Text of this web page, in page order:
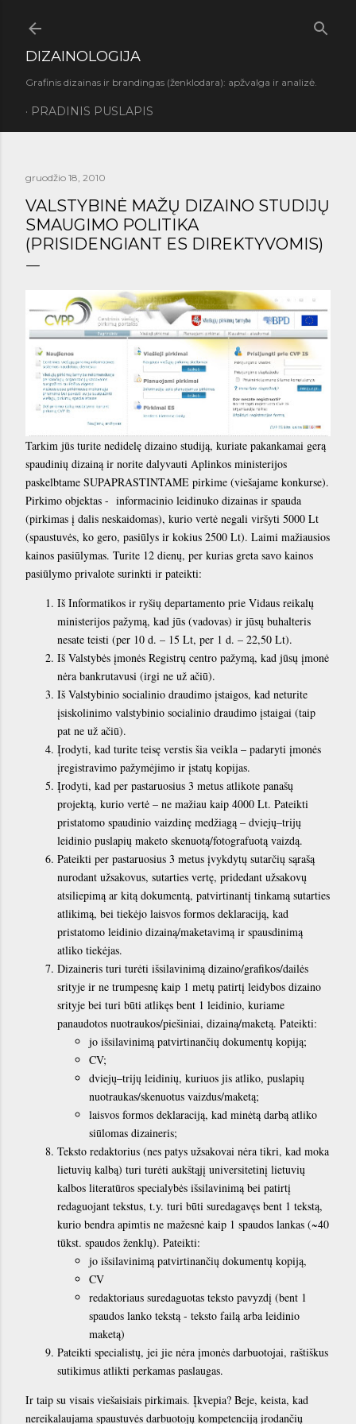
DIZAINOLOGIJA
Grafinis dizainas ir brandingas (ženklodara): apžvalga ir analizė.
PRADINIS PUSLAPIS
gruodžio 18, 2010
VALSTYBINĖ MAŽŲ DIZAINO STUDIJŲ
SMAUGIMO POLITIKA
(PRISIDENGIANT ES DIREKTYVOMIS)
Tarkim jūs turite nedidelę dizaino studiją, kuriate pakankamai gerą
spaudinių dizainą ir norite dalyvauti Aplinkos ministerijos
paskelbtame SUPAPRASTINTAME pirkime (viešajame konkurse).
Pirkimo objektas - informacinio leidinuko dizainas ir spauda
(pirkimas į dalis neskaidomas), kurio vertė negali viršyti 5000 Lt
(spaustuvės, ko gero, pasiūlys ir kokius 2500 Lt). Laimi mažiausios
kainos pasiūlymas. Turite 12 dienų, per kurias greta savo kainos
pasiūlymo privalote surinkti ir pateikti:
Iš Informatikos ir ryšių departamento prie Vidaus reikalų
ministerijos pažymą, kad jūs (vadovas) ir jūsų buhalteris
nesate teisti (per 10 d. – 15 Lt, per 1 d. – 22,50 Lt).
Iš Valstybės įmonės Registrų centro pažymą, kad jūsų įmonė
nėra bankrutavusi (irgi ne už ačiū).
Iš Valstybinio socialinio draudimo įstaigos, kad neturite
įsiskolinimo valstybinio socialinio draudimo įstaigai (taip
pat ne už ačiū).
Įrodyti, kad turite teisę verstis šia veikla – padaryti įmonės
įregistravimo pažymėjimo ir įstatų kopijas.
Įrodyti, kad per pastaruosius 3 metus atlikote panašų
projektą, kurio vertė – ne mažiau kaip 4000 Lt. Pateikti
pristatomo spaudinio vaizdinę medžiagą – dviejų–trijų
leidinio puslapių maketo skenuotą/fotografuotą vaizdą.
Pateikti per pastaruosius 3 metus įvykdytų sutarčių sąrašą
nurodant užsakovus, sutarties vertę, pridedant užsakovų
atsiliepimą ar kitą dokumentą, patvirtinantį tinkamą sutarties
atlikimą, bei tiekėjo laisvos formos deklaraciją, kad
pristatomo leidinio dizainą/maketavimą ir spausdinimą
atliko tiekėjas.
Dizaineris turi turėti išsilavinimą dizaino/grafikos/dailės
srityje ir ne trumpesnę kaip 1 metų patirtį leidybos dizaino
srityje bei turi būti atlikęs bent 1 leidinio, kuriame
panaudotos nuotraukos/piešiniai, dizainą/maketą. Pateikti:
jo išsilavinimą patvirtinančių dokumentų kopiją;
CV;
dviejų–trijų leidinių, kuriuos jis atliko, puslapių
nuotraukas/skenuotus vaizdus/maketą;
laisvos formos deklaraciją, kad minėtą darbą atliko
siūlomas dizaineris;
Teksto redaktorius (nes patys užsakovai nėra tikri, kad moka
lietuvių kalbą) turi turėti aukštąjį universitetinį lietuvių
kalbos literatūros specialybės išsilavinimą bei patirtį
redaguojant tekstus, t.y. turi būti suredagavęs bent 1 tekstą,
kurio bendra apimtis ne mažesnė kaip 1 spaudos lankas (~40
tūkst. spaudos ženklų). Pateikti:
jo išsilavinimą patvirtinančių dokumentų kopiją,
CV
redaktoriaus suredaguotas teksto pavyzdį (bent 1
spaudos lanko tekstą - teksto failą arba leidinio
maketą)
Pateikti specialistų, jei jie nėra įmonės darbuotojai, raštiškus
sutikimus atlikti perkamas paslaugas.
Ir taip su visais viešaisiais pirkimais. Įkvepia? Beje, keista, kad
nereikalaujama spaustuvės darbuotojų kompetenciją įrodančių